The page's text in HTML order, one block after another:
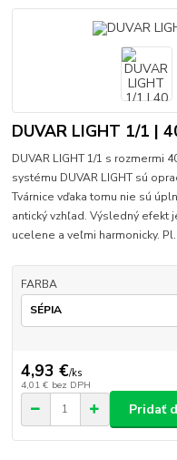
DUVAR LIGHT 1/1 |
DUVAR LIGHT 1/1 s rozmermi
systému DUVAR LIGHT sú
Tvárnice vďaka tomu nie sú
antický vzhľad. Výsledný efekt
ucelene a veľmi harmonicky.
FARBA
4,93 €/ks
4,01 € bez DPH
Pridať